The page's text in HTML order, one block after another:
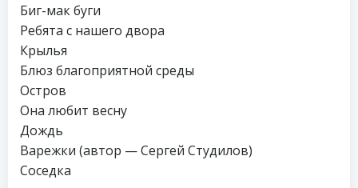
Биг-мак буги
Ребята с нашего двора
Крылья
Блюз благоприятной среды
Остров
Она любит весну
Дождь
Варежки (автор — Сергей Студилов)
Соседка